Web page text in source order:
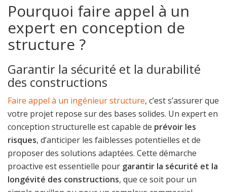
Pourquoi faire appel à un
expert en conception de
structure ?
Garantir la sécurité et la durabilité
des constructions
Faire appel à un ingénieur structure, c’est s’assurer que
votre projet repose sur des bases solides. Un expert en
conception structurelle est capable de prévoir les
risques, d’anticiper les faiblesses potentielles et de
proposer des solutions adaptées. Cette démarche
proactive est essentielle pour garantir la sécurité et la
longévité des constructions, que ce soit pour un